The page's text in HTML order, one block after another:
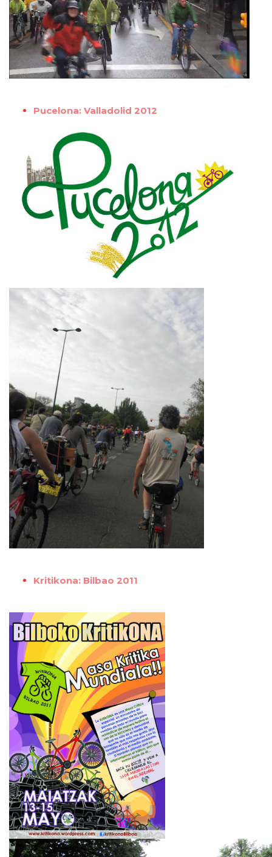
Pucelona: Valladolid 2012
Kritikona: Bilbao 2011